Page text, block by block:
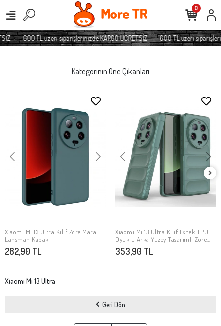
600 TL üzeri siparişlerinizde KARGO ÜCRETSİZ 600 TL üzeri
0
Kategorinin Öne Çıkanları
SEPETE EKLE
Xiaomi Mi 13 Ultra Kılıf Zore Mara
Lansman Kapak
282,90 TL
SEPETE EKLE
Xiaomi Mi 13 Ultra Kılıf Esnek TPU
Oyuklu Arka Yüzey Tasarımlı Zore
Etnik Silikon Kapak
353,90 TL
Xiaomi Mi 13 Ultra
Geri Dön